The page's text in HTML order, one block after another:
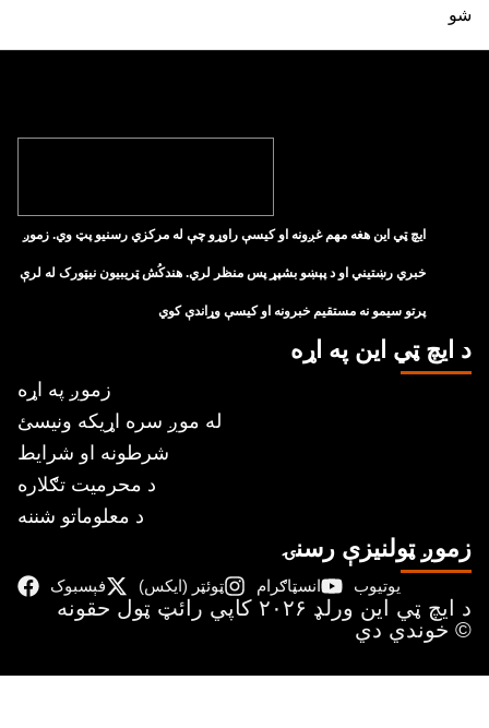
شو
ايچ ټي اين هغه مهم غږونه او کيسې راوړو چې له مرکزي رسنيو پټ وي. زموږ
خبري رښتيني او د پېښو بشپړ پس منظر لري. هندکُش ټريبيون نيټورک له لرې
پرتو سيمو نه مستقيم خبرونه او کيسې وړاندې کوي
د ايچ ټي اين په اړه
زموږ په اړه
له موږ سره اړیکه ونیسئ
شرطونه او شرایط
د محرمیت تګلاره
د معلوماتو شننه
زموږ ټولنیزې رسنۍ
فېسبوک ټوئټر (ایکس) انسټاګرام یوتیوب
د ايچ ټي اين وﺭلډ ۲۰۲۶ کاپي ﺭائټ ټول حقونه
خوندي دي ©